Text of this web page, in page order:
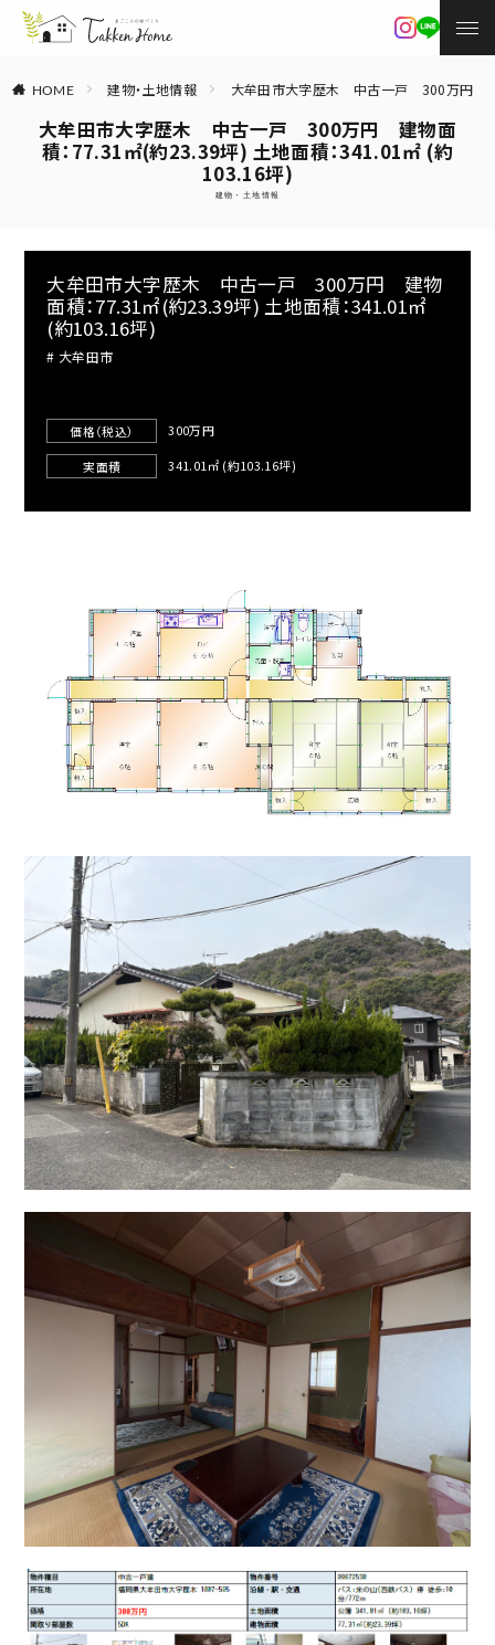
HOME 建物・土地情報 大牟田市大字歴木 中古一戸 300万円 建
大牟田市大字歴木 中古一戸 300万円 建物面
積：77.31㎡(約23.39坪) 土地面積：341.01㎡ (約
103.16坪)
建物・土地情報
大牟田市大字歴木 中古一戸 300万円 建物
面積：77.31㎡(約23.39坪) 土地面積：341.01㎡
(約103.16坪)
大牟田市
価格（税込） 300万円
実面積 341.01㎡ (約103.16坪)